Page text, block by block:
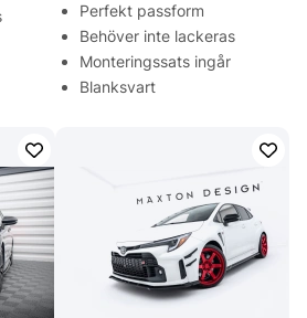
Perfekt passform
Behöver inte lackeras
Monteringssats ingår
Blanksvart